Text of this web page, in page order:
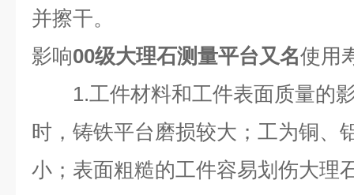
并擦干。
影响00级大理石测量平台又名使用
1.工件材料和工件表面质量的影
时，铸铁平台磨损较大；工为铜、
小；表面粗糙的工件容易划伤大理